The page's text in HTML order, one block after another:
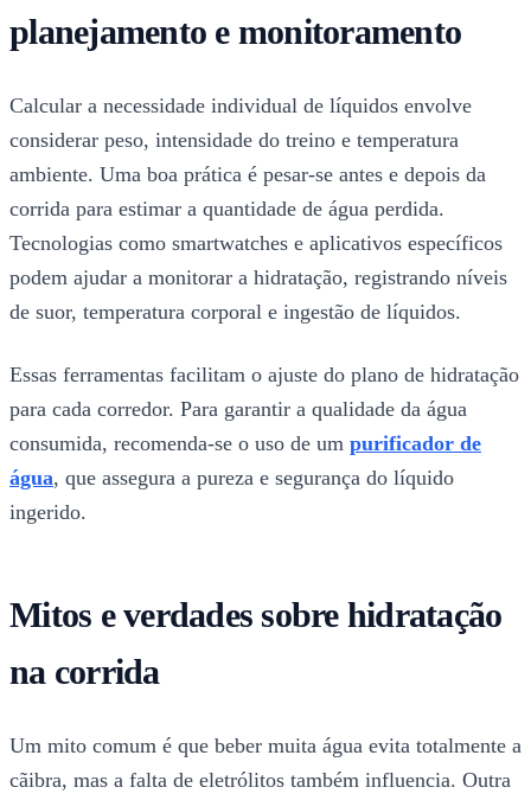
planejamento e monitoramento
Calcular a necessidade individual de líquidos envolve
considerar peso, intensidade do treino e temperatura
ambiente. Uma boa prática é pesar-se antes e depois da
corrida para estimar a quantidade de água perdida.
Tecnologias como smartwatches e aplicativos específicos
podem ajudar a monitorar a hidratação, registrando níveis
de suor, temperatura corporal e ingestão de líquidos.
Essas ferramentas facilitam o ajuste do plano de hidratação
para cada corredor. Para garantir a qualidade da água
consumida, recomenda-se o uso de um purificador de
água, que assegura a pureza e segurança do líquido
ingerido.
Mitos e verdades sobre hidratação
na corrida
Um mito comum é que beber muita água evita totalmente a
cãibra, mas a falta de eletrólitos também influencia. Outra